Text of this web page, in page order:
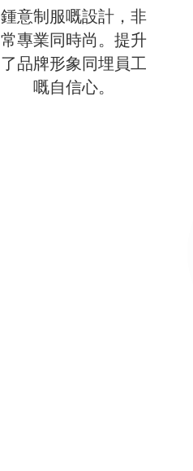
鍾意制服嘅設計，非
常專業同時尚。提升
了品牌形象同埋員工
嘅自信心。